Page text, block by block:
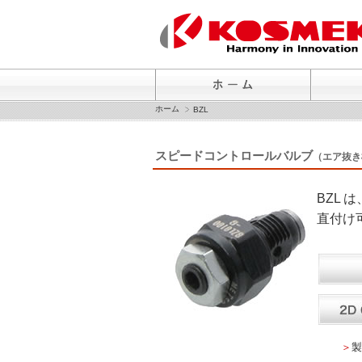
ホーム BZL
スピードコントロールバルブ （エア抜
BZL は
直付け
＞